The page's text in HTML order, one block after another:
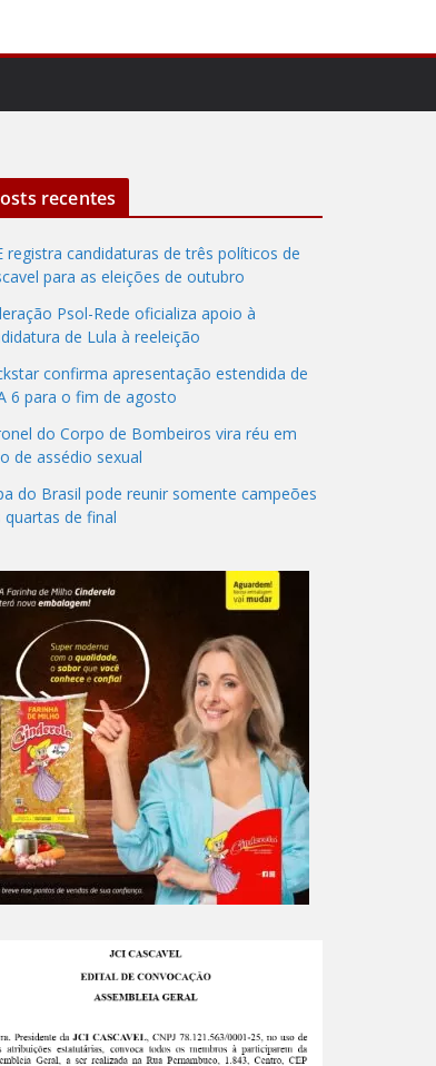
recentes
registra candidaturas de três políticos de
para as eleições de outubro
Psol-Rede oficializa apoio à
de Lula à reeleição
confirma apresentação estendida de
6 para o fim de agosto
do Corpo de Bombeiros vira réu em
de assédio sexual
do Brasil pode reunir somente campeões
quartas de final